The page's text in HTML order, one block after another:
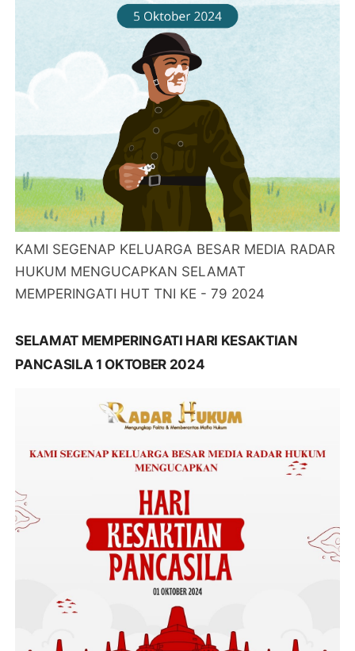
KAMI SEGENAP KELUARGA BESAR MEDIA RADAR
HUKUM MENGUCAPKAN SELAMAT
MEMPERINGATI HUT TNI KE - 79 2024
SELAMAT MEMPERINGATI HARI KESAKTIAN
PANCASILA 1 OKTOBER 2024